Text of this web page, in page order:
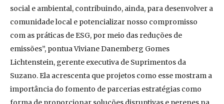
social e ambiental, contribuindo, ainda, para desenvolver a
comunidade local e potencializar nosso compromisso
com as práticas de ESG, por meio das reduções de
emissões”, pontua Viviane Danemberg Gomes
Lichtenstein, gerente executiva de Suprimentos da
Suzano. Ela acrescenta que projetos como esse mostram a
importância do fomento de parcerias estratégias como